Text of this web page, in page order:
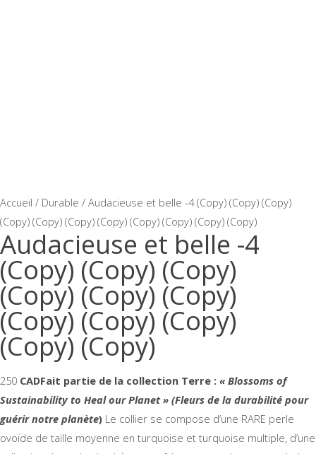
Accueil / Durable / Audacieuse et belle -4 (Copy) (Copy) (Copy)
(Copy) (Copy) (Copy) (Copy) (Copy) (Copy) (Copy) (Copy)
Audacieuse et belle -4
(Copy) (Copy) (Copy)
(Copy) (Copy) (Copy)
(Copy) (Copy) (Copy)
(Copy) (Copy)
250 CADFait partie de la collection Terre : « Blossoms of
Sustainability to Heal our Planet » (Fleurs de la durabilité pour
guérir notre planète) Le collier se compose d’une RARE perle
ovoïde de taille moyenne en turquoise et turquoise multiple, d’une